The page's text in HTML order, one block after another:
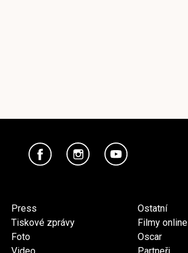
Press
Tiskové zprávy
Foto
Ostatní
Filmy online
Oscar